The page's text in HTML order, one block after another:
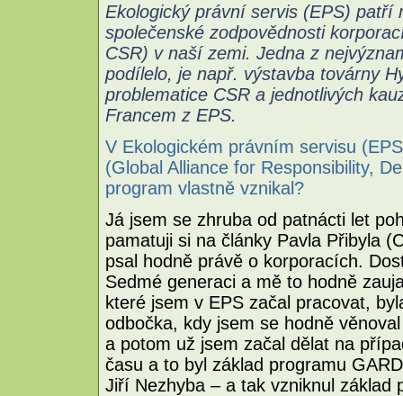
Ekologický právní servis (EPS)
společenské zodpovědnosti
CSR) v naší zemi. Jedna z
podílelo, je např. výstavba továrny
problematice CSR a jednotlivých
Francem z EPS.
V Ekologickém právním servisu
(Global Alliance for Responsibility,
program vlastně vznikal?
Já jsem se zhruba od patnácti let
pamatuji si na články Pavla Přibyla
psal hodně právě o korporacích.
Sedmé generaci a mě to hodně
které jsem v EPS začal pracovat,
odbočka, kdy jsem se hodně
a potom už jsem začal dělat na
času a to byl základ programu
Jiří Nezhyba – a tak vzniknul základ